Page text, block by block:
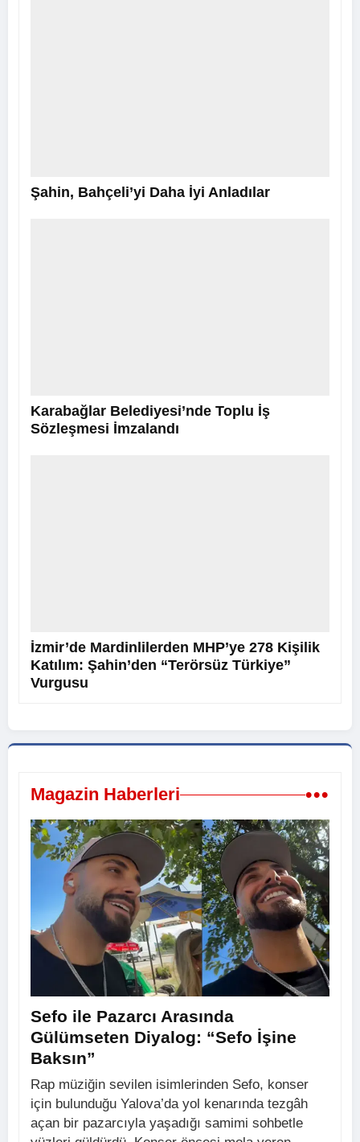
Şahin, Bahçeli’yi Daha İyi Anladılar
Karabağlar Belediyesi’nde Toplu İş
Sözleşmesi İmzalandı
İzmir’de Mardinlilerden MHP’ye 278 Kişilik
Katılım: Şahin’den “Terörsüz Türkiye”
Vurgusu
Magazin Haberleri •••
Sefo ile Pazarcı Arasında
Gülümseten Diyalog: “Sefo İşine
Baksın”
Rap müziğin sevilen isimlerinden Sefo, konser
için bulunduğu Yalova’da yol kenarında tezgâh
açan bir pazarcıyla yaşadığı samimi sohbetle